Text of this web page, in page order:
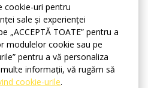
cookie-uri pentru
sale și experienței
„ACCEPTĂ TOATE” pentru a
modulelor cookie sau pe
pentru a vă personaliza
informații, vă rugăm să
cookie-urile.